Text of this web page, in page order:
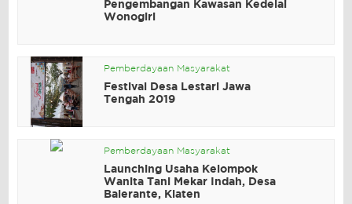
Pengembangan Kawasan Kedelai
Wonogiri
Pemberdayaan Masyarakat
Festival Desa Lestari Jawa
Tengah 2019
Pemberdayaan Masyarakat
Launching Usaha Kelompok
Wanita Tani Mekar Indah, Desa
Balerante, Klaten